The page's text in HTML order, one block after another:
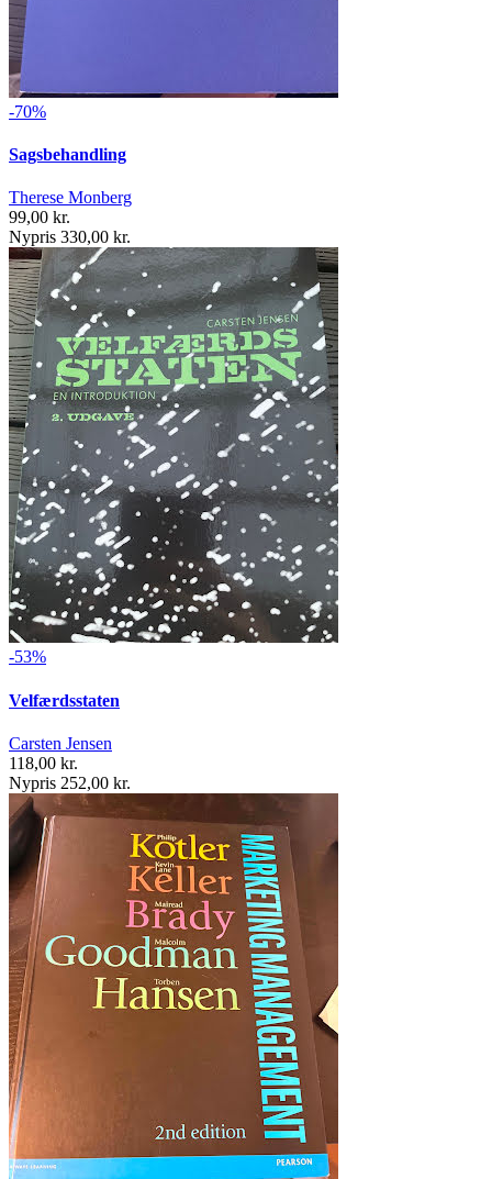
-70%
Sagsbehandling
Therese Monberg
99,00 kr.
Nypris 330,00 kr.
-53%
Velfærdsstaten
Carsten Jensen
118,00 kr.
Nypris 252,00 kr.